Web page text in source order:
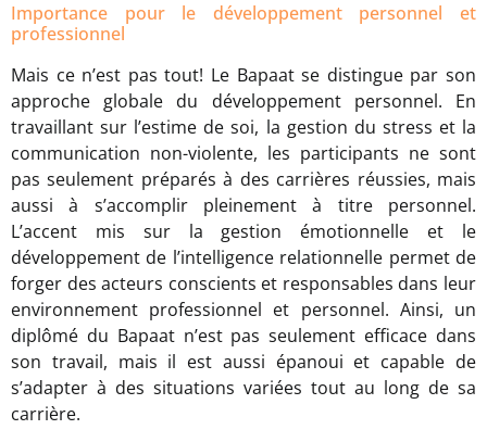
Importance pour le développement personnel et
professionnel
Mais ce n’est pas tout! Le Bapaat se distingue par son
approche globale du développement personnel. En
travaillant sur l’estime de soi, la gestion du stress et la
communication non-violente, les participants ne sont
pas seulement préparés à des carrières réussies, mais
aussi à s’accomplir pleinement à titre personnel.
L’accent mis sur la gestion émotionnelle et le
développement de l’intelligence relationnelle permet de
forger des acteurs conscients et responsables dans leur
environnement professionnel et personnel. Ainsi, un
diplômé du Bapaat n’est pas seulement efficace dans
son travail, mais il est aussi épanoui et capable de
s’adapter à des situations variées tout au long de sa
carrière.